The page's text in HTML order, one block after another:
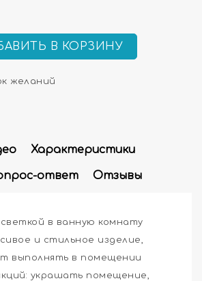
В КОРЗИНУ
желаний
Характеристики
ответ Отзывы
в ванную комнату
и стильное изделие,
выполнять в помещении
украшать помещение,